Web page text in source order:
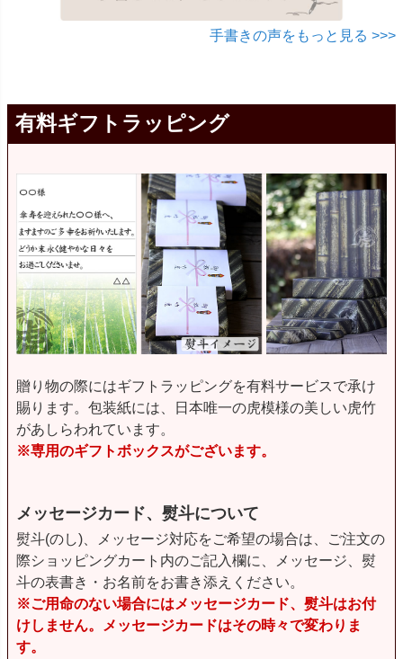
手書きの声をもっと見る >>>
有料ギフトラッピング
贈り物の際にはギフトラッピングを有料サービスで承け
賜ります。包装紙には、日本唯一の虎模様の美しい虎竹
があしらわれています。
※専用のギフトボックスがございます。
メッセージカード、熨斗について
熨斗(のし)、メッセージ対応をご希望の場合は、ご注文の
際ショッピングカート内のご記入欄に、メッセージ、熨
斗の表書き・お名前をお書き添えください。
※ご用命のない場合にはメッセージカード、熨斗はお付
けしません。メッセージカードはその時々で変わりま
す。